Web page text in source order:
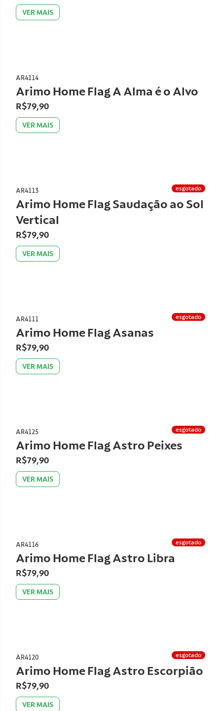
VER MAIS
AR4114
Arimo Home Flag A Alma é o Alvo
R$79,90
VER MAIS
esgotado
AR4113
Arimo Home Flag Saudação ao Sol
Vertical
R$79,90
VER MAIS
esgotado
AR4111
Arimo Home Flag Asanas
R$79,90
VER MAIS
esgotado
AR4125
Arimo Home Flag Astro Peixes
R$79,90
VER MAIS
esgotado
AR4116
Arimo Home Flag Astro Libra
R$79,90
VER MAIS
esgotado
AR4120
Arimo Home Flag Astro Escorpião
R$79,90
VER MAIS